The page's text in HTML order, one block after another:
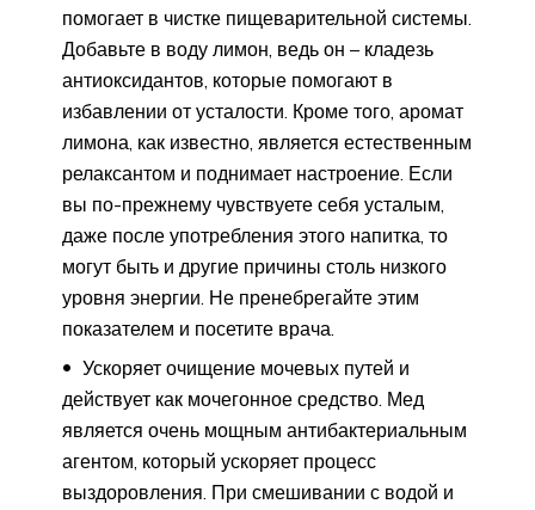
помогает в чистке пищеварительной системы.
Добавьте в воду лимон, ведь он – кладезь
антиоксидантов, которые помогают в
избавлении от усталости. Кроме того, аромат
лимона, как известно, является естественным
релаксантом и поднимает настроение. Если
вы по-прежнему чувствуете себя усталым,
даже после употребления этого напитка, то
могут быть и другие причины столь низкого
уровня энергии. Не пренебрегайте этим
показателем и посетите врача.
Ускоряет очищение мочевых путей и
действует как мочегонное средство. Мед
является очень мощным антибактериальным
агентом, который ускоряет процесс
выздоровления. При смешивании с водой и